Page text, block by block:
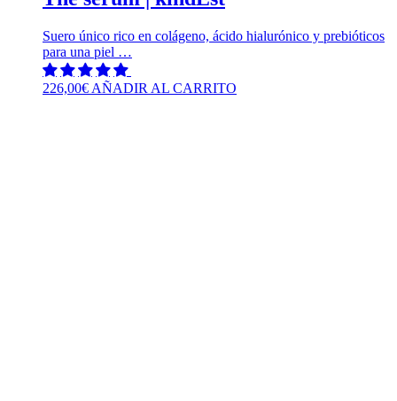
Suero único rico en colágeno, ácido hialurónico y prebióticos
para una piel …
226,00€ AÑADIR AL CARRITO